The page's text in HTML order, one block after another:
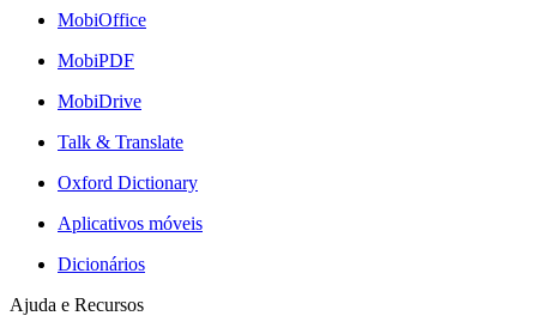
MobiOffice
MobiPDF
MobiDrive
Talk & Translate
Oxford Dictionary
Aplicativos móveis
Dicionários
Ajuda e Recursos